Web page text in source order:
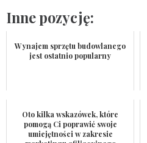
Inne pozycję:
Wynajem sprzętu budowlanego
jest ostatnio popularny
Oto kilka wskazówek, które
pomogą Ci poprawić swoje
umiejętności w zakresie